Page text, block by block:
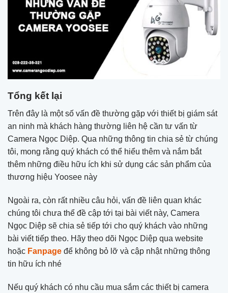
Tổng kết lại
Trên đây là một số vấn đề thường gặp với thiết bị giám sát
an ninh mà khách hàng thường liên hệ cần tư vấn từ
Camera Ngọc Diệp. Qua những thông tin chia sẻ từ chúng
tôi, mong rằng quý khách có thể hiểu thêm và nắm bắt
thêm những điều hữu ích khi sử dụng các sản phẩm của
thương hiệu Yoosee này
Ngoài ra, còn rất nhiều câu hỏi, vấn đề liên quan khác
chúng tôi chưa thể đề cập tới tại bài viết này, Camera
Ngọc Diệp sẽ chia sẻ tiếp tới cho quý khách vào những
bài viết tiếp theo. Hãy theo dõi Ngọc Diệp qua website
hoặc Fanpage để không bỏ lỡ và cập nhật những thông
tin hữu ích nhé
Nếu quý khách có nhu cầu mua sắm các thiết bị camera